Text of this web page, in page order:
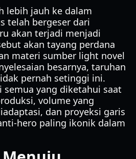
lebih jauh ke dalam
telah bergeser dari
akan terjadi menjadi
akan tayang perdana
materi sumber light novel
besarnya, taruhan
pernah setinggi ini.
semua yang diketahui saat
volume yang
dan proyeksi garis
hero paling ikonik dalam